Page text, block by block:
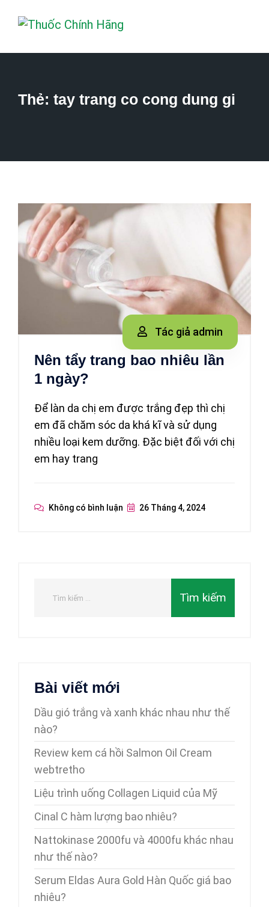
Thẻ: tay trang co cong dung gi
Tác giả admin
Nên tẩy trang bao nhiêu lần
1 ngày?
Để làn da chị em được trắng đẹp thì chị
em đã chăm sóc da khá kĩ và sử dụng
nhiều loại kem dưỡng. Đặc biệt đối với chị
em hay trang
Không có bình luận 26 Tháng 4, 2024
Bài viết mới
Dầu gió trắng và xanh khác nhau như thế
nào?
Review kem cá hồi Salmon Oil Cream
webtretho
Liệu trình uống Collagen Liquid của Mỹ
Cinal C hàm lượng bao nhiêu?
Nattokinase 2000fu và 4000fu khác nhau
như thế nào?
Serum Eldas Aura Gold Hàn Quốc giá bao
nhiêu?